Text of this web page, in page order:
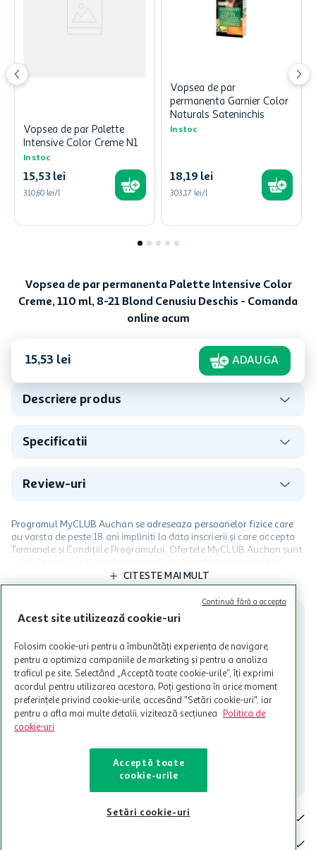
Vopsea de par Palette
Intensive Color Creme N1
In stoc
15,53 lei
310,60 lei/l
Vopsea de par
permanenta Garnier Color
Naturals Sateninchis
In stoc
18,19 lei
303,17 lei/l
Vopsea de par permanenta Palette Intensive Color
Creme, 110 ml, 8-21 Blond Cenusiu Deschis - Comanda
online acum
15,53 lei ADAUGA
Descriere produs
Specificatii
Review-uri
Programul MyCLUB Auchan se adreseaza persoanelor fizice care
au varsta de peste 18 ani impliniti la data inscrierii și care accepta
Termenele și Condițiile Programului. Ofertele MyCLUB Auchan sunt
valabile in limita stocurilor disponibile. Beneficiile se acorda in
limita a 12 unitati / card client o singura data in perioada promotiei.
Cardul poate fi utilizat doar in legatura cu magazinele Auchan
participante și pentru acțiuni promotionale indicate de Auchan si
nu poate fi utilizat in legatura cu alti comercianți sau pentru alte
care aceste este suspendat sau in perioada in care sunt efectuate
intretineri sau reparatii tehnice la sistemul de utilizarea al Cardului.
CITESTE MAI MULT
Contacteaza-ne!
Iti stam mereu la dispozitie.
Contact
Acest site utilizează cookie-uri
Folosim cookie-uri pentru a îmbunătăți experiența de navigare,
pentru a optimiza campaniile de marketing și pentru a analiza
traficul pe site. Selectând „Acceptă toate cookie-urile”, îți exprimi
acordul pentru utilizarea acestora. Poți gestiona în orice moment
preferințele privind cookie-urile, accesând "Setări cookie-uri", iar
pentru a afla mai multe detalii, vizitează secțiunea
Politica de
cookie-uri
Acceptă toate
cookie-urile
Setări cookie-uri
Continuă fără a accepta